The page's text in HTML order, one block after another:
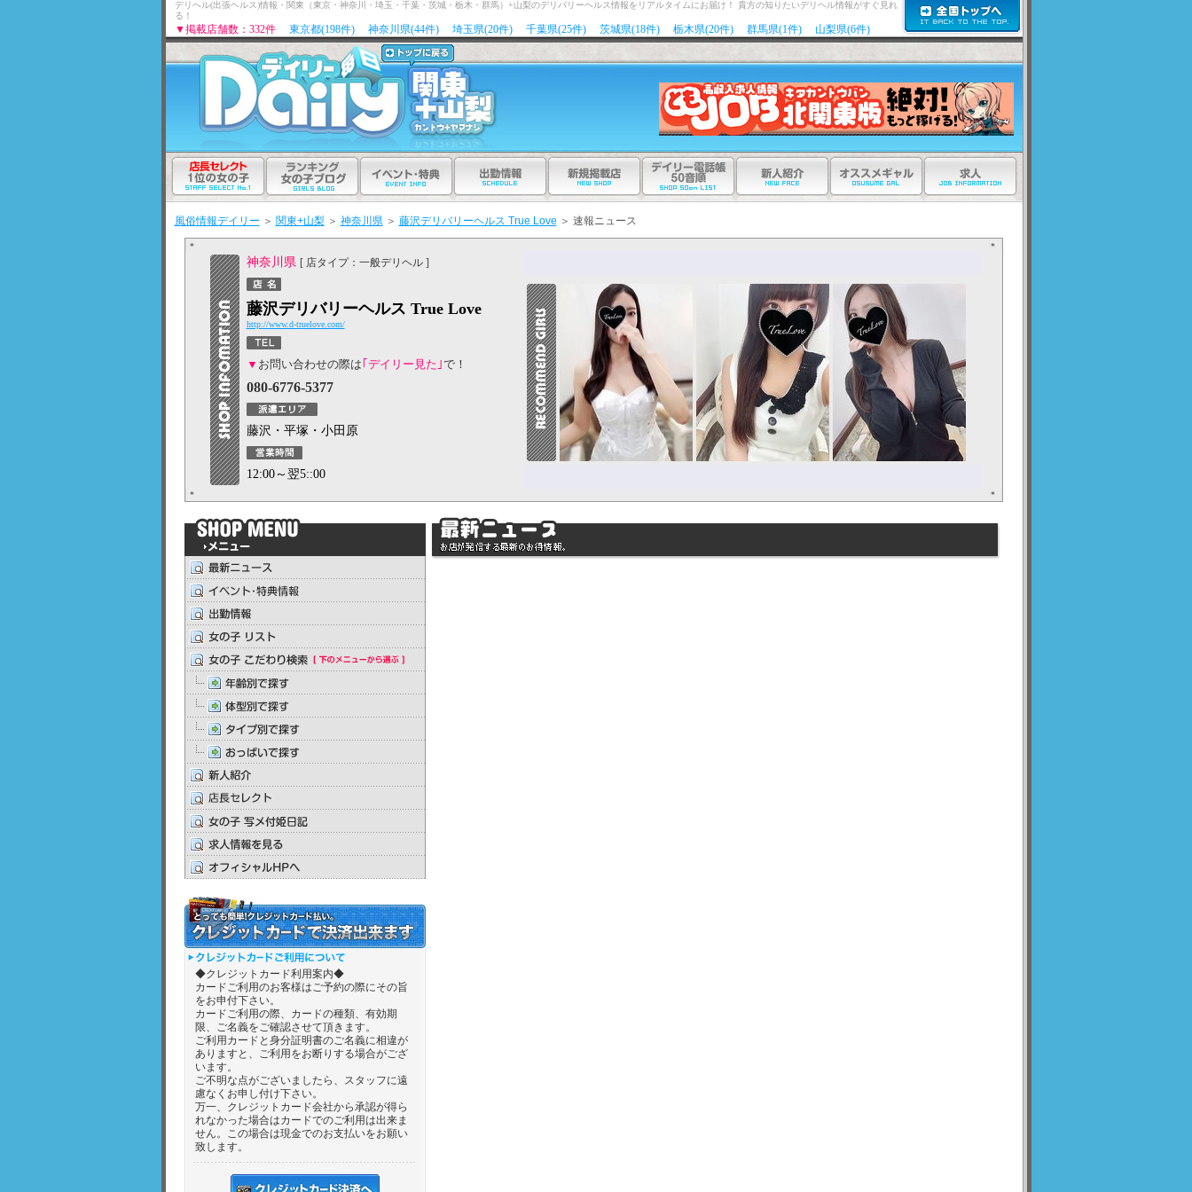
デリヘル(出張ヘルス)情報・関東（東京・神奈川・埼玉・千葉・茨城・栃木・群馬）+山梨のデリバリーヘルス情報をリアルタイムにお届け！ 貴方の知りたいデリヘル情報がすぐ見れ
る！
▼掲載店舗数：332件 東京都(198件) 神奈川県(44件) 埼玉県(20件) 千葉県(25件) 茨城県(18件) 栃木県(20件) 群馬県(1件) 山梨県(6件)
風俗情報デイリー ＞ 関東+山梨 ＞ 神奈川県 ＞ 藤沢デリバリーヘルス True Love ＞ 速報ニュース
神奈川県 [ 店タイプ：一般デリヘル ]
藤沢デリバリーヘルス True Love
http://www.d-truelove.com/
▼ お問い合わせの際は｢デイリー見た｣で！
080-6776-5377
藤沢・平塚・小田原
12:00～翌5::00
◆クレジットカード利用案内◆
カードご利用のお客様はご予約の際にその旨
をお申付下さい。
カードご利用の際、カードの種類、有効期
限、ご名義をご確認させて頂きます。
ご利用カードと身分証明書のご名義に相違が
ありますと、ご利用をお断りする場合がござ
います。
ご不明な点がございましたら、スタッフに遠
慮なくお申し付け下さい。
万一、クレジットカード会社から承認が得ら
れなかった場合はカードでのご利用は出来ま
せん。この場合は現金でのお支払いをお願い
致します。